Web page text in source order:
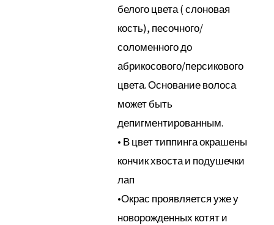
белого цвета ( слоновая
кость), песочного/
соломенного до
абрикосового/персикового
цвета. Основание волоса
может быть
депигментированным.
• В цвет типпинга окрашены
кончик хвоста и подушечки
лап
•Окрас проявляется уже у
новорожденных котят и